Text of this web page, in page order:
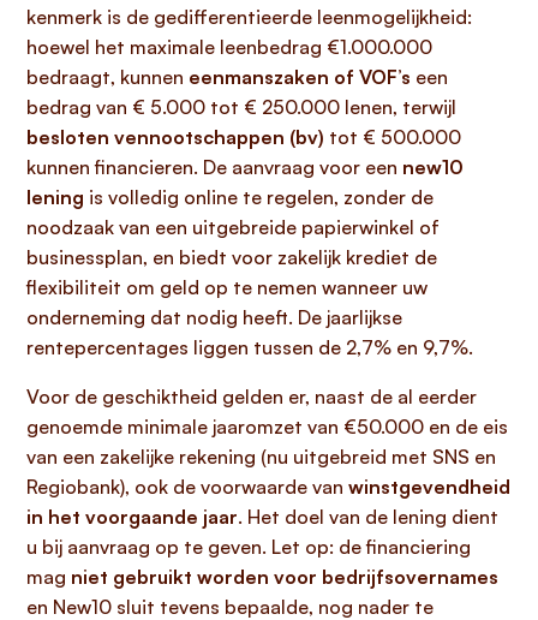
kenmerk is de gedifferentieerde leenmogelijkheid:
hoewel het maximale leenbedrag €1.000.000
bedraagt, kunnen eenmanszaken of VOF’s een
bedrag van € 5.000 tot € 250.000 lenen, terwijl
besloten vennootschappen (bv) tot € 500.000
kunnen financieren. De aanvraag voor een new10
lening is volledig online te regelen, zonder de
noodzaak van een uitgebreide papierwinkel of
businessplan, en biedt voor zakelijk krediet de
flexibiliteit om geld op te nemen wanneer uw
onderneming dat nodig heeft. De jaarlijkse
rentepercentages liggen tussen de 2,7% en 9,7%.
Voor de geschiktheid gelden er, naast de al eerder
genoemde minimale jaaromzet van €50.000 en de eis
van een zakelijke rekening (nu uitgebreid met SNS en
Regiobank), ook de voorwaarde van winstgevendheid
in het voorgaande jaar. Het doel van de lening dient
u bij aanvraag op te geven. Let op: de financiering
mag niet gebruikt worden voor bedrijfsovernames
en New10 sluit tevens bepaalde, nog nader te